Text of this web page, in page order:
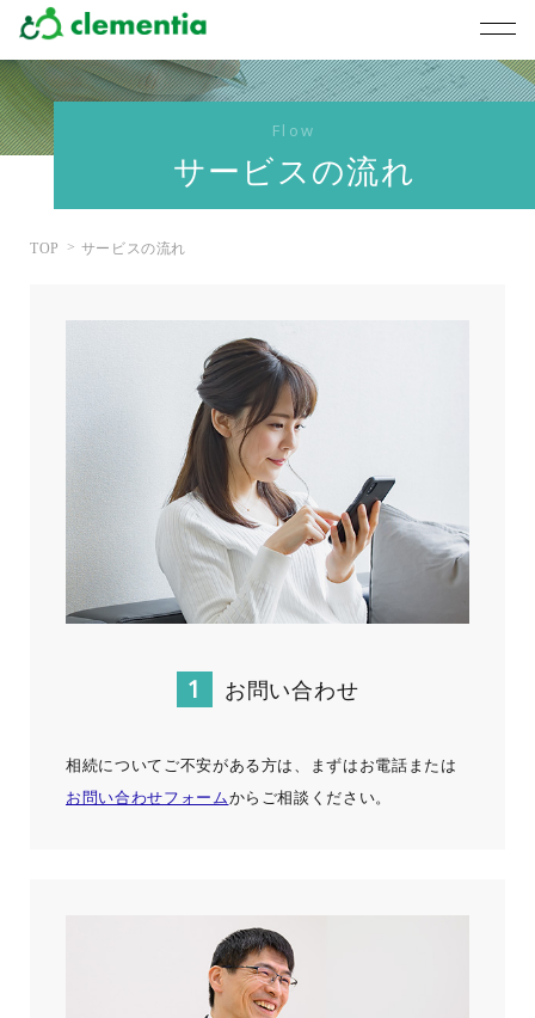
Flow
サービスの流れ
TOP サービスの流れ
お問い合わせ
相続についてご不安がある方は、まずはお電話または
お問い合わせフォームからご相談ください。